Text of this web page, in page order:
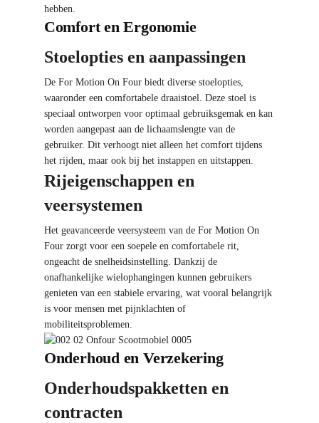
hebben.
Comfort en Ergonomie
Stoelopties en aanpassingen
De For Motion On Four biedt diverse stoelopties,
waaronder een comfortabele draaistoel. Deze stoel is
speciaal ontworpen voor optimaal gebruiksgemak en kan
worden aangepast aan de lichaamslengte van de
gebruiker. Dit verhoogt niet alleen het comfort tijdens
het rijden, maar ook bij het instappen en uitstappen.
Rijeigenschappen en
veersystemen
Het geavanceerde veersysteem van de For Motion On
Four zorgt voor een soepele en comfortabele rit,
ongeacht de snelheidsinstelling. Dankzij de
onafhankelijke wielophangingen kunnen gebruikers
genieten van een stabiele ervaring, wat vooral belangrijk
is voor mensen met pijnklachten of
mobiliteitsproblemen.
Onderhoud en Verzekering
Onderhoudspakketten en
contracten